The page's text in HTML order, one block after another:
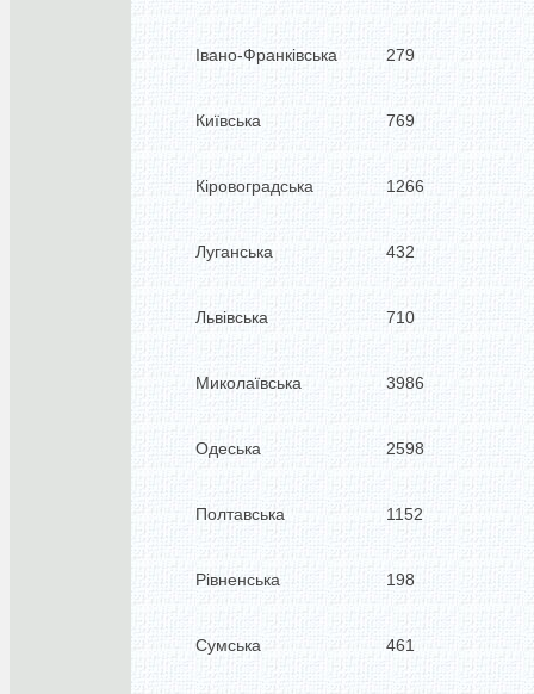
Івано-Франківська 279
Київська 769
Кіровоградська 1266
Луганська 432
Львівська 710
Миколаївська 3986
Одеська 2598
Полтавська 1152
Рівненська 198
Сумська 461